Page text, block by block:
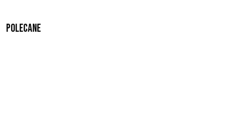
Polecane